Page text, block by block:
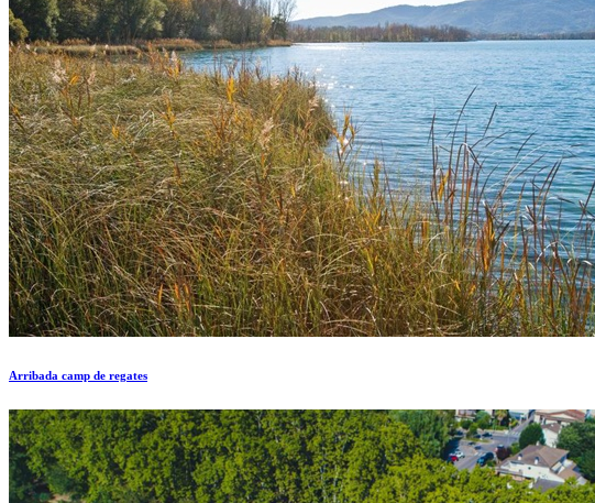
Arribada camp de regates